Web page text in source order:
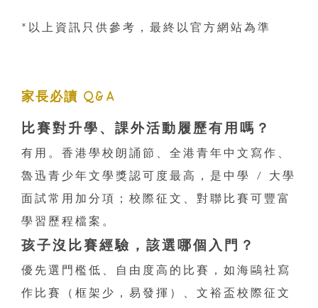
*以上資訊只供參考，最終以官方網站為準
家長必讀 Q&A
比賽對升學、課外活動履歷有用嗎？
有用。香港學校朗誦節、全港青年中文寫作、
魯迅青少年文學獎認可度最高，是中學 / 大學
面試常用加分項；校際征文、對聯比賽可豐富
學習歷程檔案。
孩子沒比賽經驗，該選哪個入門？
優先選門檻低、自由度高的比賽，如海鷗社寫
作比賽（框架少，易發揮）、文裕盃校際征文